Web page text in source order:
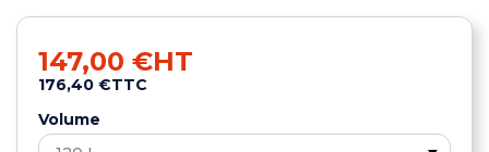
147,00 €HT
176,40 €TTC
Volume